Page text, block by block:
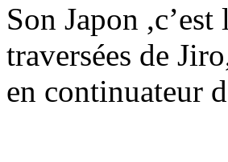
Son Japon
traversées de
en continuateur